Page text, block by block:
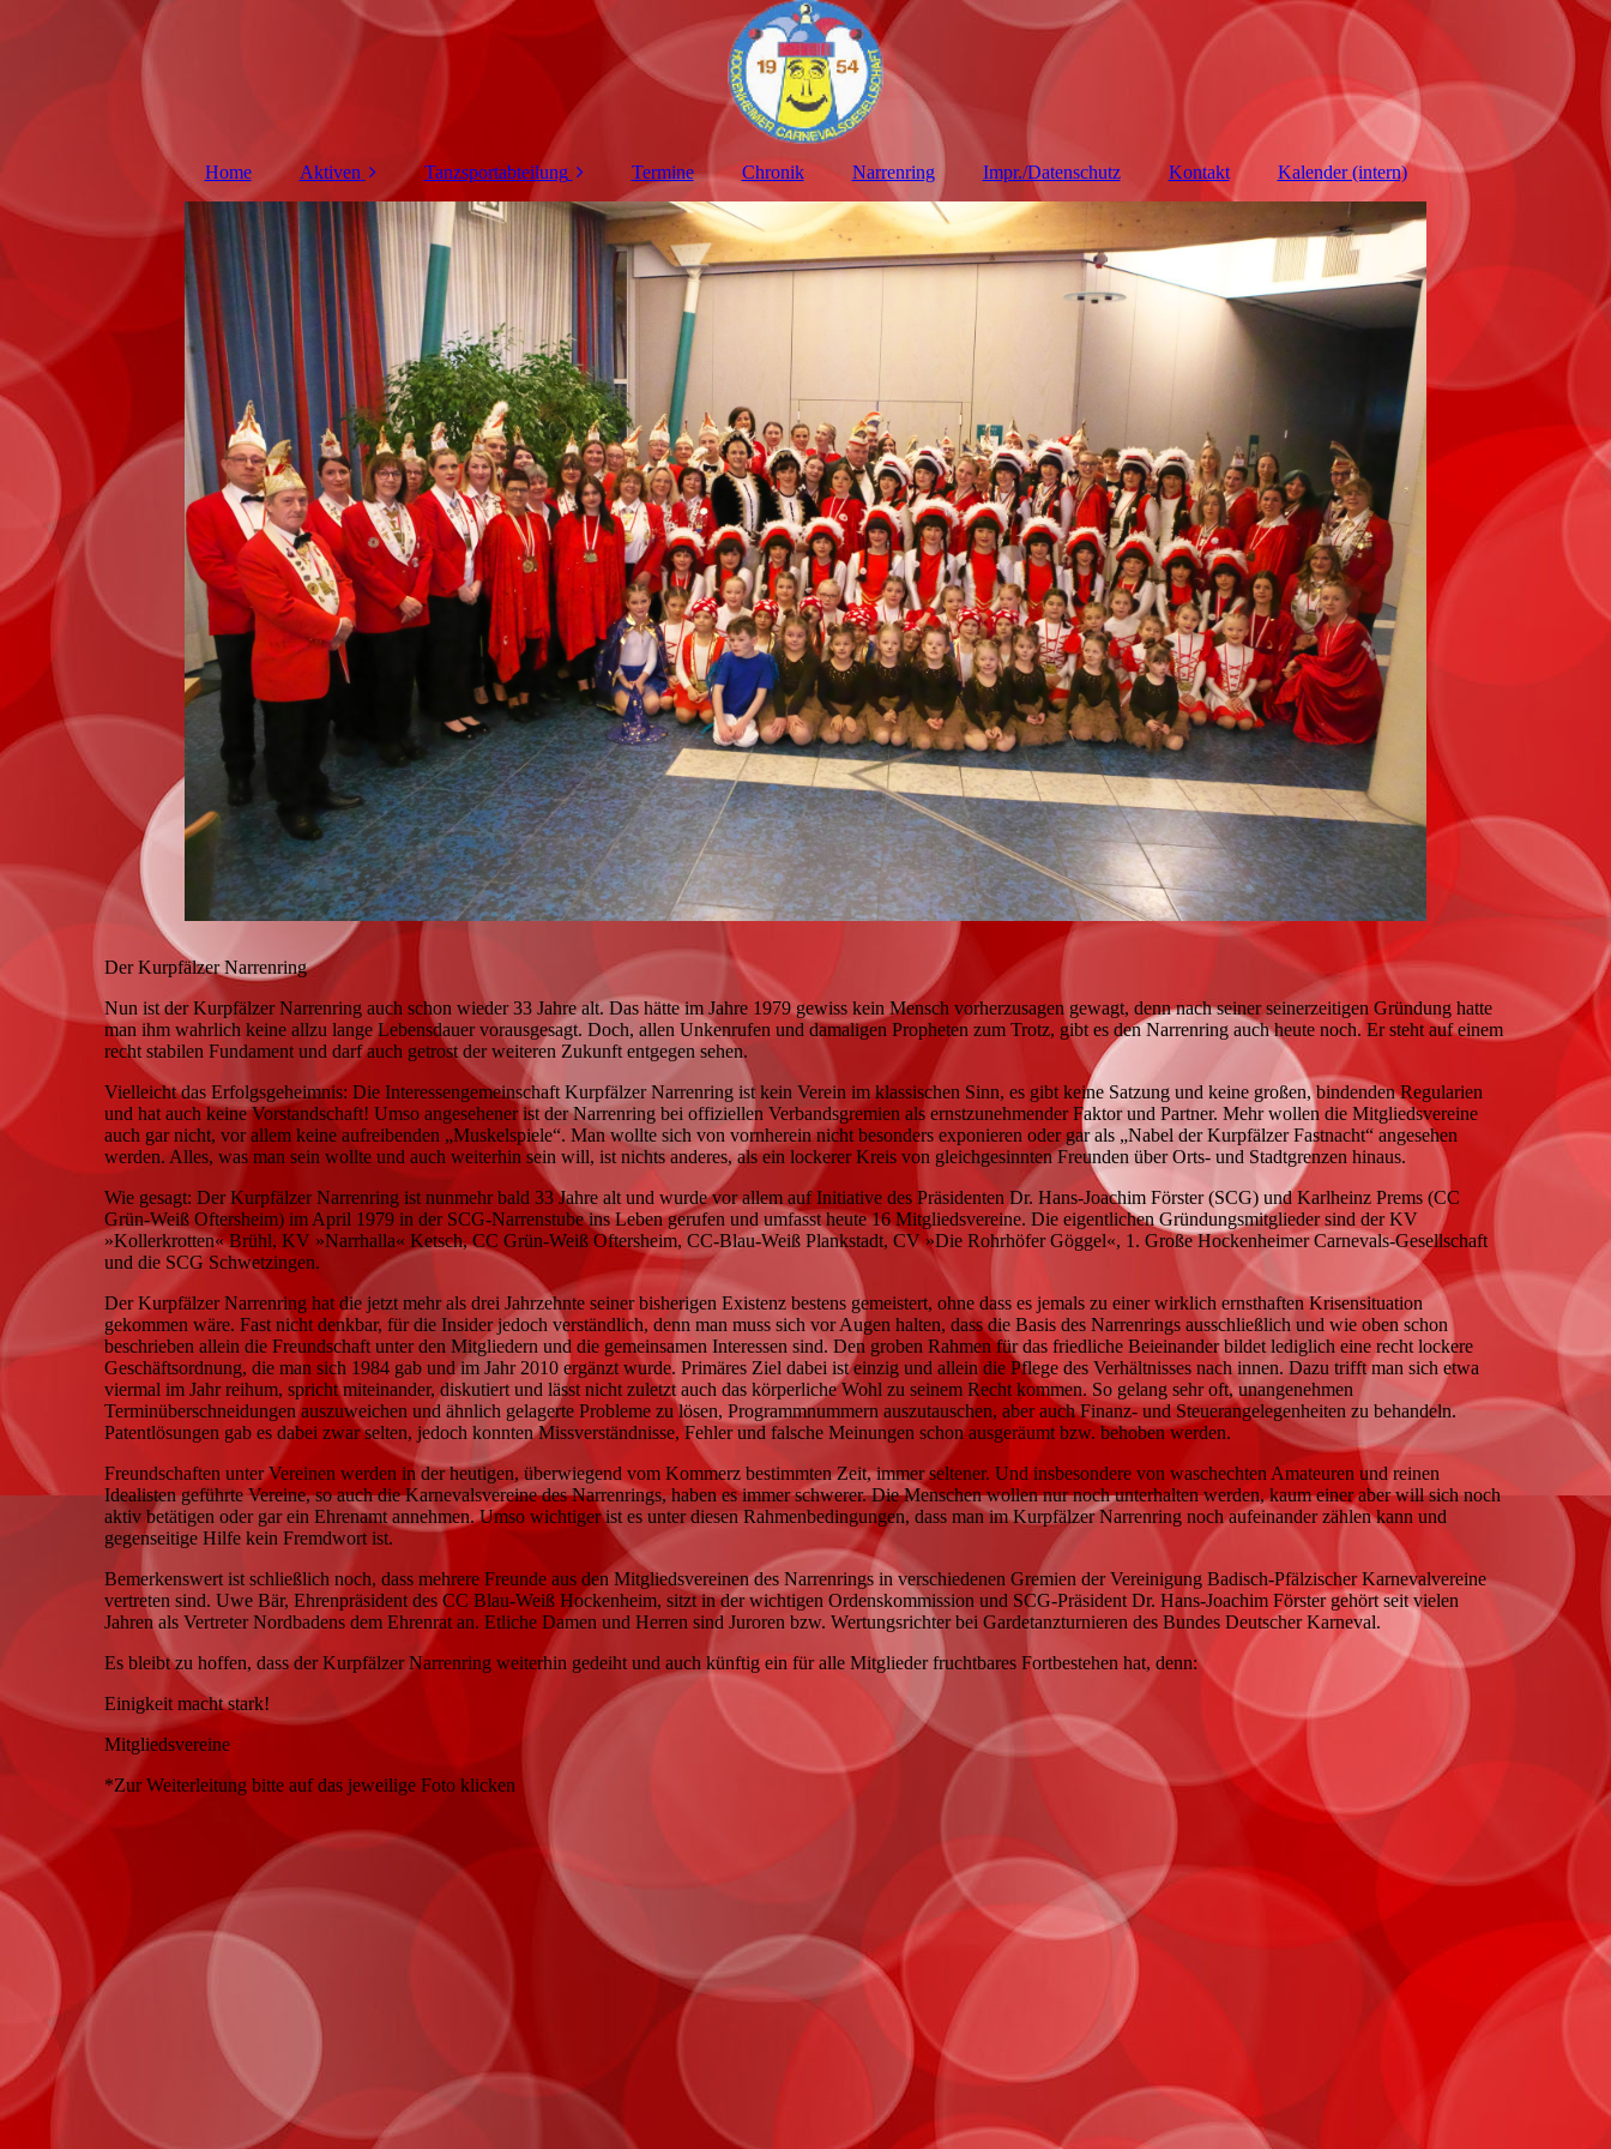
Home Aktiven
Vorstand
Elferrat
Senat
Tanzsportabteilung
Trainingszeiten
Tanzgarden
UHU's
Trainer/Betreuer
Termine Chronik Narrenring Impr./Datenschutz Kontakt Kalender (intern)
Der Kurpfälzer Narrenring
Nun ist der Kurpfälzer Narrenring auch schon wieder 33 Jahre alt. Das hätte im Jahre 1979 gewiss kein Mensch vorherzusagen gewagt, denn nach seiner seinerzeitigen Gründung hatte
man ihm wahrlich keine allzu lange Lebensdauer vorausgesagt. Doch, allen Unkenrufen und damaligen Propheten zum Trotz, gibt es den Narrenring auch heute noch. Er steht auf einem
recht stabilen Fundament und darf auch getrost der weiteren Zukunft entgegen sehen.
Vielleicht das Erfolgsgeheimnis: Die Interessengemeinschaft Kurpfälzer Narrenring ist kein Verein im klassischen Sinn, es gibt keine Satzung und keine großen, bindenden Regularien
und hat auch keine Vorstandschaft! Umso angesehener ist der Narrenring bei offiziellen Verbandsgremien als ernstzunehmender Faktor und Partner. Mehr wollen die Mitgliedsvereine
auch gar nicht, vor allem keine aufreibenden „Muskelspiele“. Man wollte sich von vornherein nicht besonders exponieren oder gar als „Nabel der Kurpfälzer Fastnacht“ angesehen
werden. Alles, was man sein wollte und auch weiterhin sein will, ist nichts anderes, als ein lockerer Kreis von gleichgesinnten Freunden über Orts- und Stadtgrenzen hinaus.
Wie gesagt: Der Kurpfälzer Narrenring ist nunmehr bald 33 Jahre alt und wurde vor allem auf Initiative des Präsidenten Dr. Hans-Joachim Förster (SCG) und Karlheinz Prems (CC
Grün-Weiß Oftersheim) im April 1979 in der SCG-Narrenstube ins Leben gerufen und umfasst heute 16 Mitgliedsvereine. Die eigentlichen Gründungsmitglieder sind der KV
»Kollerkrotten« Brühl, KV »Narrhalla« Ketsch, CC Grün-Weiß Oftersheim, CC-Blau-Weiß Plankstadt, CV »Die Rohrhöfer Göggel«, 1. Große Hockenheimer Carnevals-Gesellschaft
und die SCG Schwetzingen.
Der Kurpfälzer Narrenring hat die jetzt mehr als drei Jahrzehnte seiner bisherigen Existenz bestens gemeistert, ohne dass es jemals zu einer wirklich ernsthaften Krisensituation
gekommen wäre. Fast nicht denkbar, für die Insider jedoch verständlich, denn man muss sich vor Augen halten, dass die Basis des Narrenrings ausschließlich und wie oben schon
beschrieben allein die Freundschaft unter den Mitgliedern und die gemeinsamen Interessen sind. Den groben Rahmen für das friedliche Beieinander bildet lediglich eine recht lockere
Geschäftsordnung, die man sich 1984 gab und im Jahr 2010 ergänzt wurde. Primäres Ziel dabei ist einzig und allein die Pflege des Verhältnisses nach innen. Dazu trifft man sich etwa
viermal im Jahr reihum, spricht miteinander, diskutiert und lässt nicht zuletzt auch das körperliche Wohl zu seinem Recht kommen. So gelang sehr oft, unangenehmen
Terminüberschneidungen auszuweichen und ähnlich gelagerte Probleme zu lösen, Programmnummern auszutauschen, aber auch Finanz- und Steuerangelegenheiten zu behandeln.
Patentlösungen gab es dabei zwar selten, jedoch konnten Missverständnisse, Fehler und falsche Meinungen schon ausgeräumt bzw. behoben werden.
Freundschaften unter Vereinen werden in der heutigen, überwiegend vom Kommerz bestimmten Zeit, immer seltener. Und insbesondere von waschechten Amateuren und reinen
Idealisten geführte Vereine, so auch die Karnevalsvereine des Narrenrings, haben es immer schwerer. Die Menschen wollen nur noch unterhalten werden, kaum einer aber will sich noch
aktiv betätigen oder gar ein Ehrenamt annehmen. Umso wichtiger ist es unter diesen Rahmenbedingungen, dass man im Kurpfälzer Narrenring noch aufeinander zählen kann und
gegenseitige Hilfe kein Fremdwort ist.
Bemerkenswert ist schließlich noch, dass mehrere Freunde aus den Mitgliedsvereinen des Narrenrings in verschiedenen Gremien der Vereinigung Badisch-Pfälzischer Karnevalvereine
vertreten sind. Uwe Bär, Ehrenpräsident des CC Blau-Weiß Hockenheim, sitzt in der wichtigen Ordenskommission und SCG-Präsident Dr. Hans-Joachim Förster gehört seit vielen
Jahren als Vertreter Nordbadens dem Ehrenrat an. Etliche Damen und Herren sind Juroren bzw. Wertungsrichter bei Gardetanzturnieren des Bundes Deutscher Karneval.
Es bleibt zu hoffen, dass der Kurpfälzer Narrenring weiterhin gedeiht und auch künftig ein für alle Mitglieder fruchtbares Fortbestehen hat, denn:
Einigkeit macht stark!
Mitgliedsvereine
*Zur Weiterleitung bitte auf das jeweilige Foto klicken